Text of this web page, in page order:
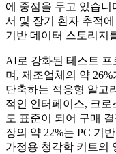
에 중점을 두고 있습니
서 및 장기 환자 추적
기반 데이터 스토리지
AI로 강화된 테스트 프
며, 제조업체의 약
단축하는 적응형 알고
적인 인터페이스, 크
도 표준이 되어 구매
장의 약 22%는 PC 기
가정용 청각학 키트의